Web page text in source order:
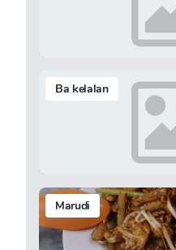
Ba kelalan
Marudi